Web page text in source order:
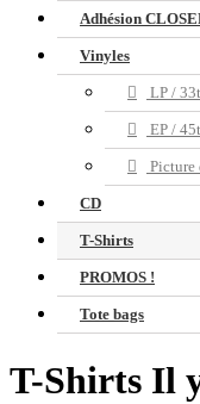
Adhésion
Vinyles
LP / 33t
EP / 45t
Picture
CD
T-Shirts
PROMOS !
Tote bags
T-Shirts Il